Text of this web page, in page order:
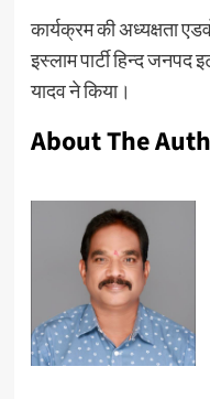
कार्यक्रम की अध्यक्षता
इस्लाम पार्टी हिन्द जनपद
यादव ने किया।
About The